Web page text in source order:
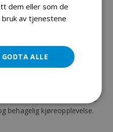
leverer opptil 1400W
og evne til å takle
gir deg opptil 80 km
og kontroll Med avansert
med bred ståplate og
behagelig kjøreopplevelse.
dem eller som de
bruk av tjenestene
GODTA ALLE